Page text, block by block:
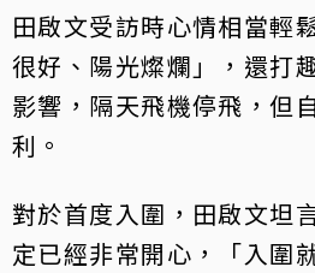
田啟文受訪時心情相當輕
很好、陽光燦爛」，還打
影響，隔天飛機停飛，但
利。
對於首度入圍，田啟文坦
定已經非常開心，「入圍